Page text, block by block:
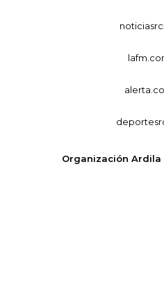
Organización Ardila